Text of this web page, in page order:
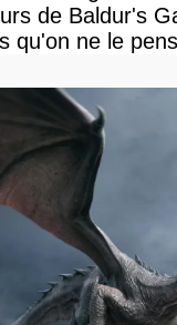
de Baldur's
qu'on ne le